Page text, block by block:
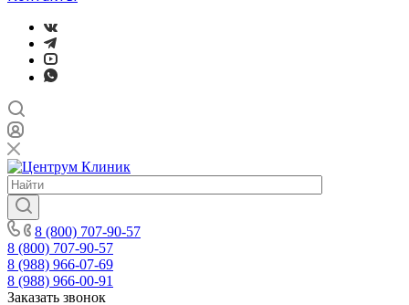
8 (800) 707-90-57
8 (800) 707-90-57
8 (988) 966-07-69
8 (988) 966-00-91
Заказать звонок